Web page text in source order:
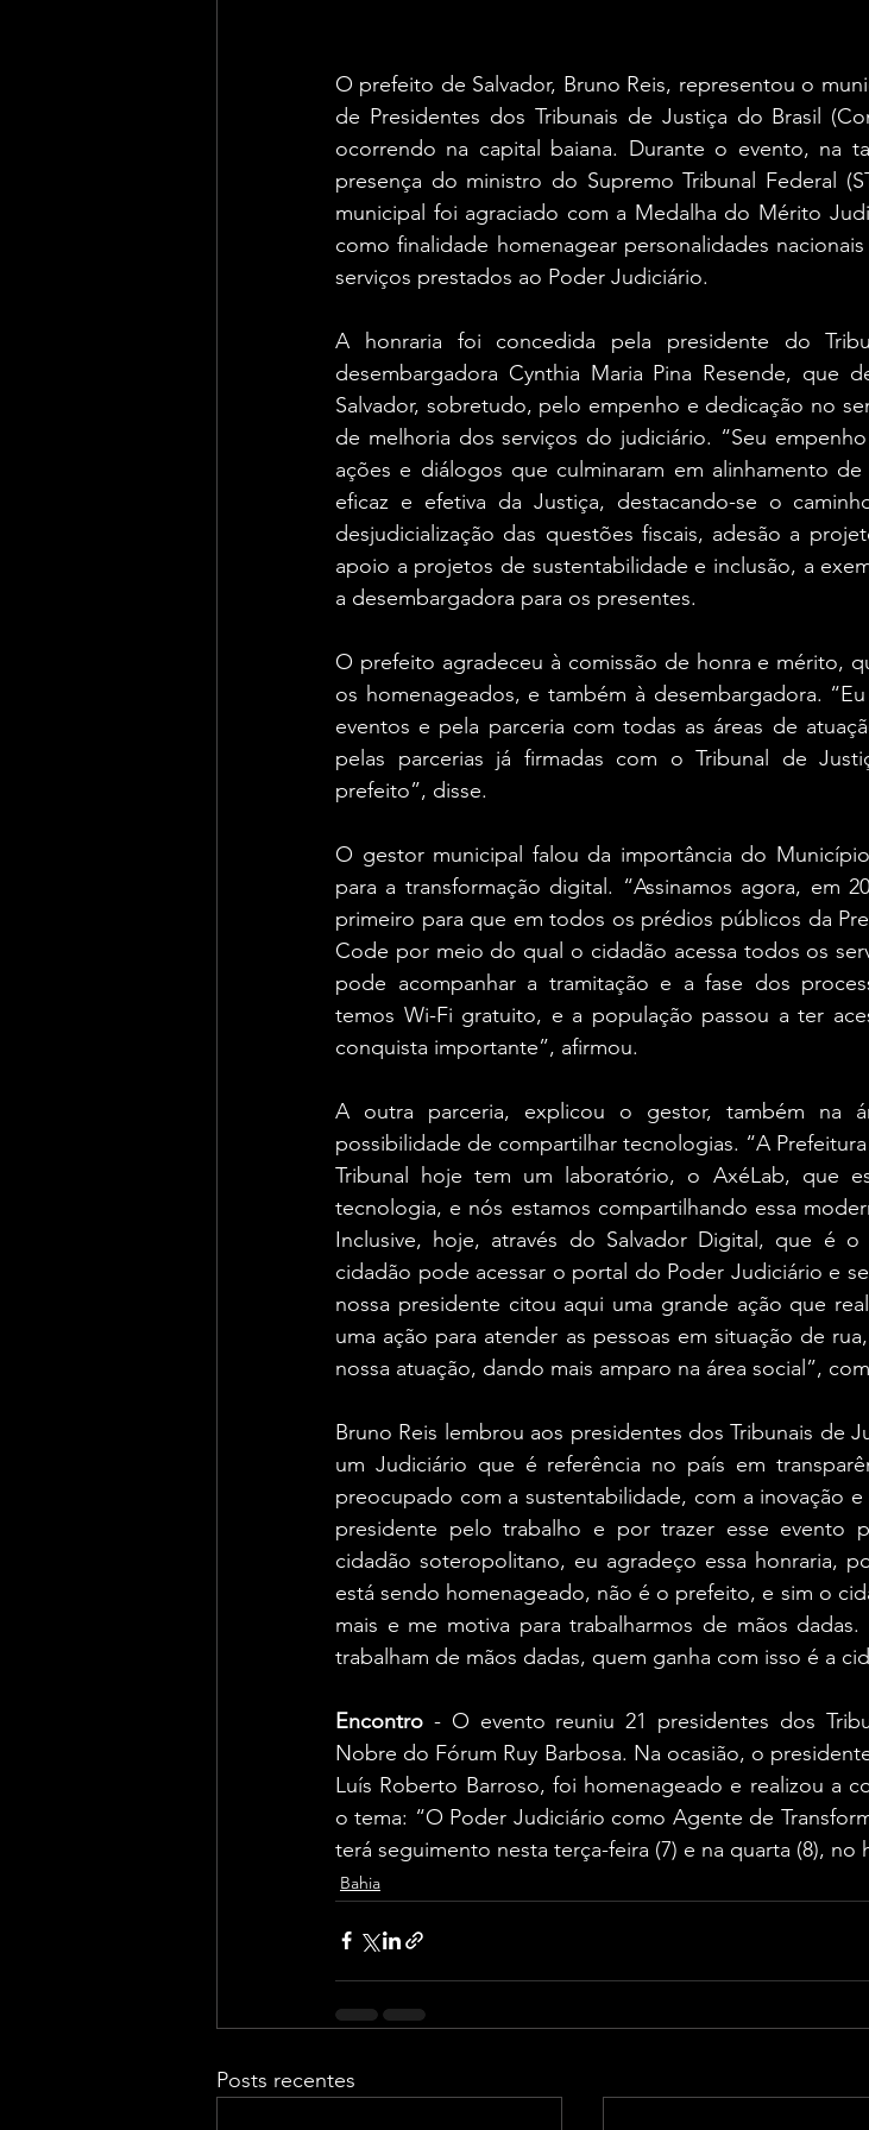
O prefeito de Salvador, Bruno Reis, representou o
de Presidentes dos Tribunais de Justiça do Brasil
ocorrendo na capital baiana. Durante o evento, na
presença do ministro do Supremo Tribunal Federal
municipal foi agraciado com a Medalha do Mérito
como finalidade homenagear personalidades
serviços prestados ao Poder Judiciário.
A honraria foi concedida pela presidente do
desembargadora Cynthia Maria Pina Resende, que
Salvador, sobretudo, pelo empenho e dedicação no
de melhoria dos serviços do judiciário. “Seu
ações e diálogos que culminaram em alinhamento
eficaz e efetiva da Justiça, destacando-se o
desjudicialização das questões fiscais, adesão a
apoio a projetos de sustentabilidade e inclusão, a
a desembargadora para os presentes.
O prefeito agradeceu à comissão de honra e mérito,
os homenageados, e também à desembargadora.
eventos e pela parceria com todas as áreas de
pelas parcerias já firmadas com o Tribunal de
prefeito”, disse.
O gestor municipal falou da importância do
para a transformação digital. “Assinamos agora, em
primeiro para que em todos os prédios públicos da
Code por meio do qual o cidadão acessa todos os
pode acompanhar a tramitação e a fase dos
temos Wi-Fi gratuito, e a população passou a ter
conquista importante”, afirmou.
A outra parceria, explicou o gestor, também na
possibilidade de compartilhar tecnologias. “A
Tribunal hoje tem um laboratório, o AxéLab, que
tecnologia, e nós estamos compartilhando essa
Inclusive, hoje, através do Salvador Digital, que é
cidadão pode acessar o portal do Poder Judiciário e
nossa presidente citou aqui uma grande ação que
uma ação para atender as pessoas em situação de
nossa atuação, dando mais amparo na área social”,
Bruno Reis lembrou aos presidentes dos Tribunais de
um Judiciário que é referência no país em
preocupado com a sustentabilidade, com a inovação
presidente pelo trabalho e por trazer esse evento
cidadão soteropolitano, eu agradeço essa honraria,
está sendo homenageado, não é o prefeito, e sim o
mais e me motiva para trabalharmos de mãos
trabalham de mãos dadas, quem ganha com isso é a
Encontro - O evento reuniu 21 presidentes dos
Nobre do Fórum Ruy Barbosa. Na ocasião, o
Luís Roberto Barroso, foi homenageado e realizou a
o tema: “O Poder Judiciário como Agente de
terá seguimento nesta terça-feira (7) e na quarta (8),
Bahia
Posts recentes